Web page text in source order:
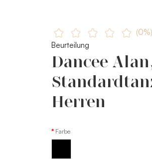
(0%)
Beurteilung
Dancee
Herren
Farbe